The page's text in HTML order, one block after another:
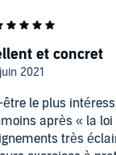
le plus
après « la
très
et concret